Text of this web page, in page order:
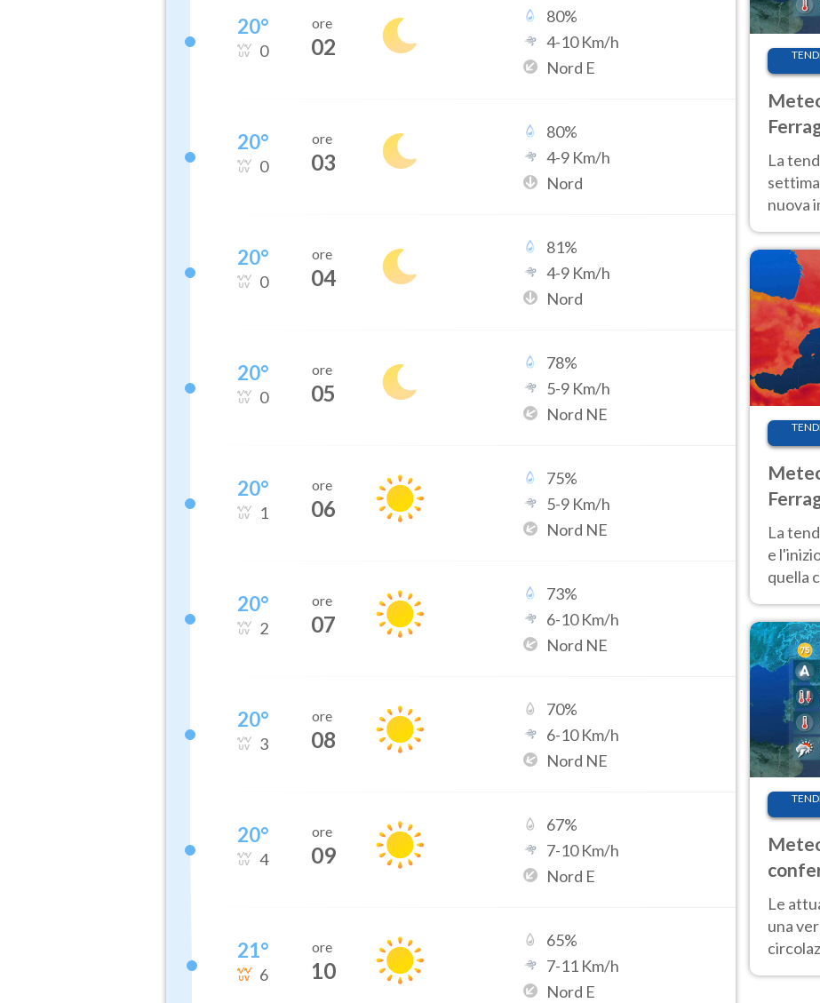
20°
0
ore
02
80%
4-10Km/h
Nord E
20°
0
ore
03
80%
4-9 Km/h
Nord
20°
0
ore
04
81%
4-9 Km/h
Nord
20°
0
ore
05
78%
5-9 Km/h
Nord NE
20°
1
ore
06
75%
5-9 Km/h
Nord NE
20°
2
ore
07
73%
6-10Km/h
Nord NE
20°
3
ore
08
70%
6-10Km/h
Nord NE
20°
4
ore
09
67%
7-10Km/h
Nord E
21°
6
ore
10
65%
7-11 Km/h
Nord E
La
nuova
anche
La
e
quella
Le
una
del